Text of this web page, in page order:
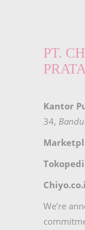
PT.
Kantor
34,
We’re